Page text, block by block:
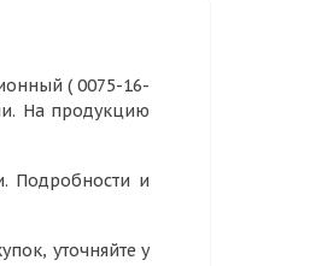
( 0075-16-
На продукцию
Подробности и
уточняйте у